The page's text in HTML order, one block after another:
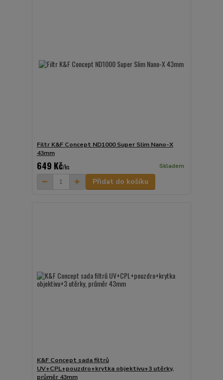
Filtr K&F Concept ND1000 Super Slim Nano-X
43mm
649 Kč/ks Skladem
Přidat do košíku
K&F Concept sada filtrů
UV+CPL+pouzdro+krytka objektivu+3 utěrky,
průměr 43mm